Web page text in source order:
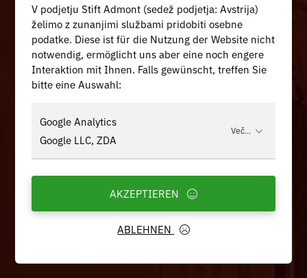
V podjetju Stift Admont (sedež podjetja: Avstrija)
želimo z zunanjimi službami pridobiti osebne
podatke. Diese ist für die Nutzung der Website nicht
notwendig, ermöglicht uns aber eine noch engere
Interaktion mit Ihnen. Falls gewünscht, treffen Sie
bitte eine Auswahl:
Google Analytics
Google LLC, ZDA
Več...
ABLEHNEN
AKZEPTIEREN